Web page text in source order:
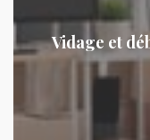
Vidage et